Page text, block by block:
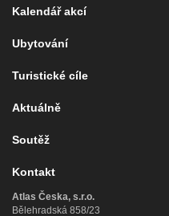
Kalendář akcí
Ubytování
Turistické cíle
Aktuálně
Soutěž
Kontakt
Atlas Česka, s.r.o.
Bělehradská 858/23